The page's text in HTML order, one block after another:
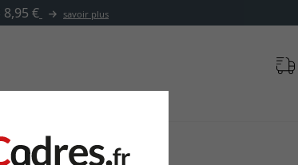
✓500 000 articles au choix